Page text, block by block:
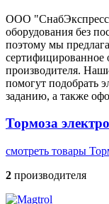
ООО
оборудования без
поэтому мы
сертифицированное
производителя.
помогут подобрать
заданию, а также
Тормоза
смотреть товары
2 производителя